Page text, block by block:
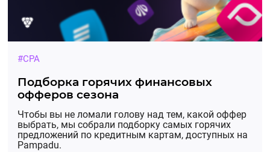
#CPA
Подборка горячих финансовых
офферов сезона
Чтобы вы не ломали голову над тем, какой оффер
выбрать, мы собрали подборку самых горячих
предложений по кредитным картам, доступных на
Pampadu.